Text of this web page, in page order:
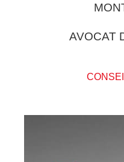
AVOCAT